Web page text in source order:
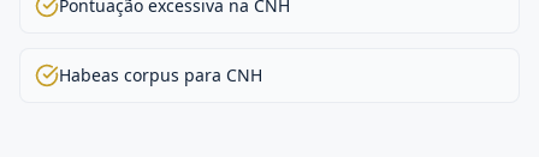
Pontuação excessiva na CNH
Habeas corpus para CNH